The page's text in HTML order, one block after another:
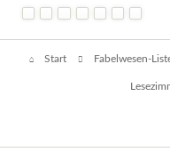
Gelegenheiten
Start Fabelwesen-